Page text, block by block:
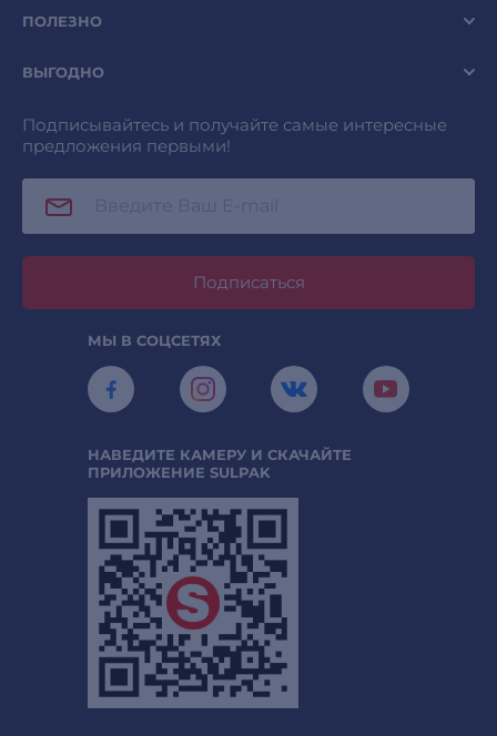
ПОЛЕЗНО
ВЫГОДНО
Подписывайтесь и получайте самые интересные
предложения первыми!
Подписаться
МЫ В СОЦСЕТЯХ
НАВЕДИТЕ КАМЕРУ И СКАЧАЙТЕ
ПРИЛОЖЕНИЕ SULPAK